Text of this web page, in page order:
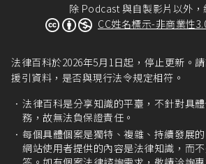
除 Podcast 與自製影片以外，
CC姓名標示-非商業性
法律百科於2026年5月1日起，停止更新。
援引資料，是否與現行法令規定相符。
法律百科是分享知識的平臺，不針對具
務，故無法負保證責任。
每個具體個案是獨特、複雜、持續發展
網站使用者提供的內容是法律知識，而